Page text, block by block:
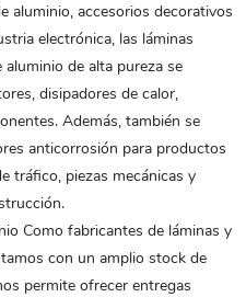
aluminio, accesorios decorativos
electrónica, las láminas
de alta pureza se
disipadores de calor,
Además, también se
anticorrosión para productos
tráfico, piezas mecánicas y
Como fabricantes de láminas y
con un amplio stock de
permite ofrecer entregas